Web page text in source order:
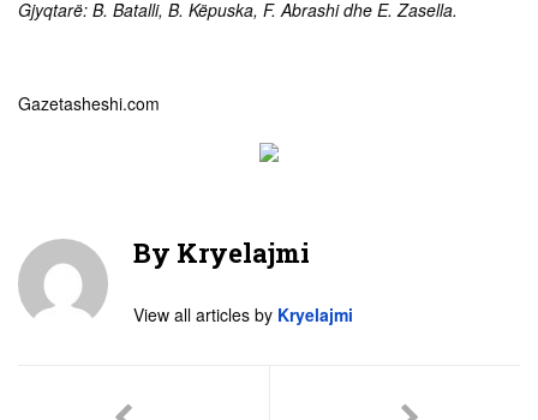
Gjyqtarë: B. Batalli, B. Këpuska, F. Abrashi dhe E. Zasella.
Gazetasheshi.com
By Kryelajmi
View all articles by Kryelajmi